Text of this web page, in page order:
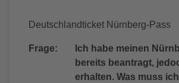
Deutschlandticket Nürnberg-Pass
Frage:
Ich habe meinen
bereits beantragt,
erhalten. Was muss